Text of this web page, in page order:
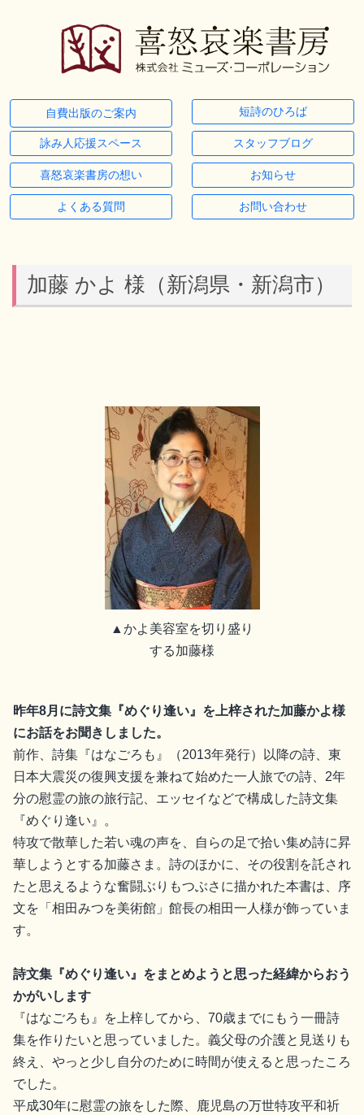
自費出版のご案内 短詩のひろば
詠み人応援スペース スタッフブログ
喜怒哀楽書房の想い お知らせ
よくある質問 お問い合わせ
加藤 かよ 様（新潟県・新潟市）
▲かよ美容室を切り盛り
する加藤様
昨年8月に詩文集『めぐり逢い』を上梓された加藤かよ様
にお話をお聞きしました。
前作、詩集『はなごろも』（2013年発行）以降の詩、東
日本大震災の復興支援を兼ねて始めた一人旅での詩、2年
分の慰霊の旅の旅行記、エッセイなどで構成した詩文集
『めぐり逢い』。
特攻で散華した若い魂の声を、自らの足で拾い集め詩に昇
華しようとする加藤さま。詩のほかに、その役割を託され
たと思えるような奮闘ぶりもつぶさに描かれた本書は、序
文を「相田みつを美術館」館長の相田一人様が飾っていま
す。
詩文集 『めぐり逢い』をまとめようと思った経緯からおう
かがいします
『はなごろも』を上梓してから、70歳までにもう一冊詩
集を作りたいと思っていました。義父母の介護と見送りも
終え、やっと少し自分のために時間が使えると思ったころ
でした。
平成30年に慰霊の旅をした際、鹿児島の万世特攻平和祈